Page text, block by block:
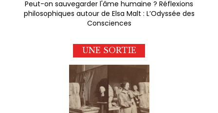
Peut-on sauvegarder l'âme humaine ? Réflexions
philosophiques autour de Elsa Malt : L’Odyssée des
Consciences
UNE SORTIE